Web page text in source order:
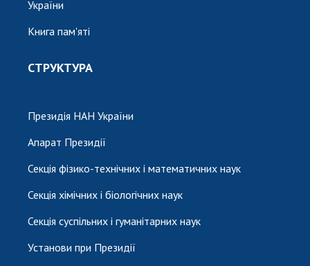
України
Книга пам'яті
СТРУКТУРА
Президія НАН України
Апарат Президії
Секція фізико-технічних і математичних наук
Секція хімічних і біологічних наук
Секція суспільних і гуманітарних наук
Установи при Президії